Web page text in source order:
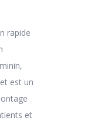
rapide
est un
et